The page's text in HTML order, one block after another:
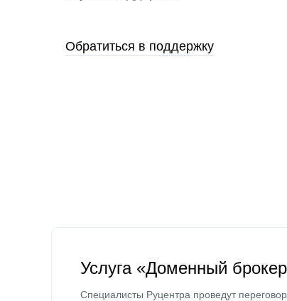
Обратиться в поддержку
Услуга «Доменный
Специалисты Руцентра проведут